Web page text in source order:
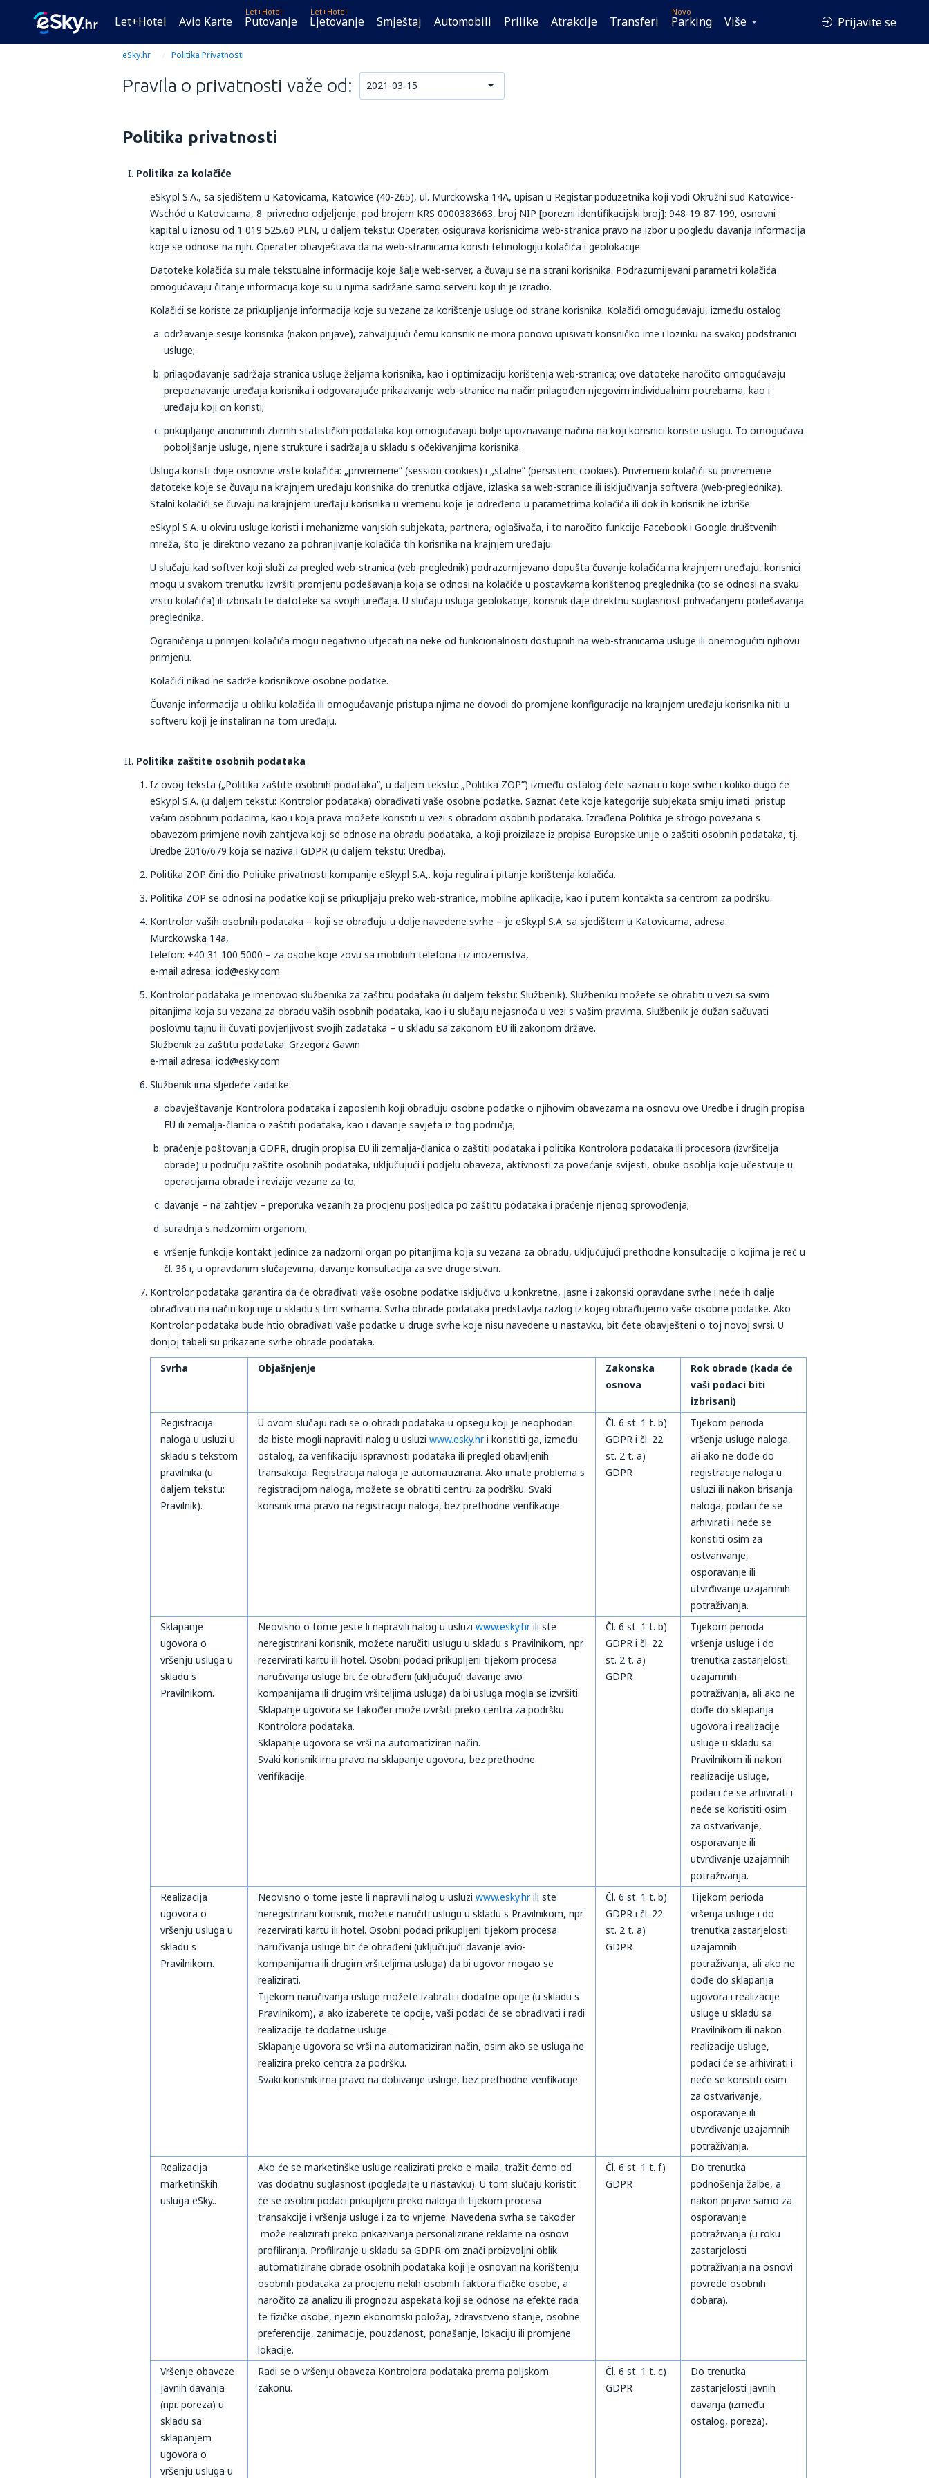
Let+Hotel Avio Karte
Let+Hotel
Putovanje
Let+Hotel
Ljetovanje Smještaj Automobili Prilike Atrakcije Transferi
Novo
Parking Više Prijavite se
eSky.hr Politika Privatnosti
Pravila o privatnosti važe od: 2021-03-15
Politika privatnosti
Politika za kolačiće​
eSky.pl S.A., sa sjedištem u Katovicama, Katowice (40-265), ul. Murckowska 14A, upisan u Registar poduzetnika koji vodi Okružni sud Katowice-
Wschód u Katovicama, 8. privredno odjeljenje, pod brojem KRS 0000383663, broj NIP [porezni identifikacijski broj]: 948-19-87-199, osnovni
kapital u iznosu od 1 019 525.60 PLN, u daljem tekstu: Operater, osigurava korisnicima web-stranica pravo na izbor u pogledu davanja informacija
koje se odnose na njih. Operater obavještava da na web-stranicama koristi tehnologiju kolačića i geolokacije.
Datoteke kolačića su male tekstualne informacije koje šalje web-server, a čuvaju se na strani korisnika. Podrazumijevani parametri kolačića
omogućavaju čitanje informacija koje su u njima sadržane samo serveru koji ih je izradio.
Kolačići se koriste za prikupljanje informacija koje su vezane za korištenje usluge od strane korisnika. Kolačići omogućavaju, između ostalog:​
održavanje sesije korisnika (nakon prijave), zahvaljujući čemu korisnik ne mora ponovo upisivati korisničko ime i lozinku na svakoj podstranici
usluge;
prilagođavanje sadržaja stranica usluge željama korisnika, kao i optimizaciju korištenja web-stranica; ove datoteke naročito omogućavaju
prepoznavanje uređaja korisnika i odgovarajuće prikazivanje web-stranice na način prilagođen njegovim individualnim potrebama, kao i
uređaju koji on koristi;
prikupljanje anonimnih zbirnih statističkih podataka koji omogućavaju bolje upoznavanje načina na koji korisnici koriste uslugu. To omogućava
poboljšanje usluge, njene strukture i sadržaja u skladu s očekivanjima korisnika.
Usluga koristi dvije osnovne vrste kolačića: „privremene” (session cookies) i „stalne” (persistent cookies). Privremeni kolačići su privremene
datoteke koje se čuvaju na krajnjem uređaju korisnika do trenutka odjave, izlaska sa web-stranice ili isključivanja softvera (web-preglednika).
Stalni kolačići se čuvaju na krajnjem uređaju korisnika u vremenu koje je određeno u parametrima kolačića ili dok ih korisnik ne izbriše.
eSky.pl S.A. u okviru usluge koristi i mehanizme vanjskih subjekata, partnera, oglašivača, i to naročito funkcije Facebook i Google društvenih
mreža, što je direktno vezano za pohranjivanje kolačića tih korisnika na krajnjem uređaju.
U slučaju kad softver koji služi za pregled web-stranica (veb-preglednik) podrazumijevano dopušta čuvanje kolačića na krajnjem uređaju, korisnici
mogu u svakom trenutku izvršiti promjenu podešavanja koja se odnosi na kolačiće u postavkama korištenog preglednika (to se odnosi na svaku
vrstu kolačića) ili izbrisati te datoteke sa svojih uređaja. U slučaju usluga geolokacije, korisnik daje direktnu suglasnost prihvaćanjem podešavanja
preglednika.
Ograničenja u primjeni kolačića mogu negativno utjecati na neke od funkcionalnosti dostupnih na web-stranicama usluge ili onemogućiti njihovu
primjenu.
Kolačići nikad ne sadrže korisnikove osobne podatke.
Čuvanje informacija u obliku kolačića ili omogućavanje pristupa njima ne dovodi do promjene konfiguracije na krajnjem uređaju korisnika niti u
softveru koji je instaliran na tom uređaju.
Politika zaštite osobnih podataka​
Iz ovog teksta („Politika zaštite osobnih podataka”, u daljem tekstu: „Politika ZOP”) između ostalog ćete saznati u koje svrhe i koliko dugo će
eSky.pl S.A. (u daljem tekstu: Kontrolor podataka) obrađivati vaše osobne podatke. Saznat ćete koje kategorije subjekata smiju imati pristup
vašim osobnim podacima, kao i koja prava možete koristiti u vezi s obradom osobnih podataka. Izrađena Politika je strogo povezana s
obavezom primjene novih zahtjeva koji se odnose na obradu podataka, a koji proizilaze iz propisa Europske unije o zaštiti osobnih podataka, tj.
Uredbe 2016/679 koja se naziva i GDPR (u daljem tekstu: Uredba).
Politika ZOP čini dio Politike privatnosti kompanije eSky.pl S.A,. koja regulira i pitanje korištenja kolačića.
Politika ZOP se odnosi na podatke koji se prikupljaju preko web-stranice, mobilne aplikacije, kao i putem kontakta sa centrom za podršku.
Kontrolor vaših osobnih podataka – koji se obrađuju u dolje navedene svrhe – je eSky.pl S.A. sa sjedištem u Katovicama, adresa:
Murckowska 14a,
telefon: +40 31 100 5000 – za osobe koje zovu sa mobilnih telefona i iz inozemstva,
e-mail adresa: iod@esky.com
Kontrolor podataka je imenovao službenika za zaštitu podataka (u daljem tekstu: Službenik). Službeniku možete se obratiti u vezi sa svim
pitanjima koja su vezana za obradu vaših osobnih podataka, kao i u slučaju nejasnoća u vezi s vašim pravima. Službenik je dužan sačuvati
poslovnu tajnu ili čuvati povjerljivost svojih zadataka – u skladu sa zakonom EU ili zakonom države​.
Službenik za zaštitu podataka: Grzegorz Gawin
e-mail adresa: iod@esky.com
Službenik ima sljedeće zadatke:
obavještavanje Kontrolora podataka i zaposlenih koji obrađuju osobne podatke o njihovim obavezama na osnovu ove Uredbe i drugih propisa
EU ili zemalja-članica o zaštiti podataka, kao i davanje savjeta iz tog područja;
praćenje poštovanja GDPR, drugih propisa EU ili zemalja-članica o zaštiti podataka i politika Kontrolora podataka ili procesora (izvršitelja
obrade) u području zaštite osobnih podataka, uključujući i podjelu obaveza, aktivnosti za povećanje svijesti, obuke osoblja koje učestvuje u
operacijama obrade i revizije vezane za to;
davanje – na zahtjev – preporuka vezanih za procjenu posljedica po zaštitu podataka i praćenje njenog sprovođenja;
suradnja s nadzornim organom;
vršenje funkcije kontakt jedinice za nadzorni organ po pitanjima koja su vezana za obradu, uključujući prethodne konsultacije o kojima je reč u
čl. 36 i, u opravdanim slučajevima, davanje konsultacija za sve druge stvari.
Kontrolor podataka garantira da će obrađivati vaše osobne podatke isključivo u konkretne, jasne i zakonski opravdane svrhe i neće ih dalje
obrađivati na način koji nije u skladu s tim svrhama. Svrha obrade podataka predstavlja razlog iz kojeg obrađujemo vaše osobne podatke. Ako
Kontrolor podataka bude htio obrađivati vaše podatke u druge svrhe koje nisu navedene u nastavku, bit ćete obavješteni o toj novoj svrsi. U
donjoj tabeli su prikazane svrhe obrade podataka.
Svrha
Objašnjenje
Zakonska
osnova
Rok obrade (kada će
vaši podaci biti
izbrisani)
Registracija
naloga u usluzi u
skladu s tekstom
pravilnika (u
daljem tekstu:
Pravilnik).
U ovom slučaju radi se o obradi podataka u opsegu koji je neophodan
da biste mogli napraviti nalog u usluzi www.esky.hri koristiti ga, između
ostalog, za verifikaciju ispravnosti podataka ili pregled obavljenih
transakcija. Registracija naloga je automatizirana. Ako imate problema s
registracijom naloga, možete se obratiti centru za podršku. Svaki
korisnik ima pravo na registraciju naloga, bez prethodne verifikacije.
Čl. 6 st. 1 t. b)
GDPR i čl. 22
st. 2 t. a)
GDPR
Tijekom perioda
vršenja usluge naloga,
ali ako ne dođe do
registracije naloga u
usluzi ili nakon brisanja
naloga, podaci će se
arhivirati i neće se
koristiti osim za
ostvarivanje,
osporavanje ili
utvrđivanje uzajamnih
potraživanja.
Sklapanje
ugovora o
vršenju usluga u
skladu s
Pravilnikom.
Neovisno o tome jeste li napravili nalog u usluzi www.esky.hrili ste
neregistrirani korisnik, možete naručiti uslugu u skladu s Pravilnikom, npr.
rezervirati kartu ili hotel. Osobni podaci prikupljeni tijekom procesa
naručivanja usluge bit će obrađeni (uključujući davanje avio-
kompanijama ili drugim vršiteljima usluga) da bi usluga mogla se izvršiti.
Sklapanje ugovora se također može izvršiti preko centra za podršku
Kontrolora podataka.
Sklapanje ugovora se vrši na automatiziran način.
Svaki korisnik ima pravo na sklapanje ugovora, bez prethodne
verifikacije.
Čl. 6 st. 1 t. b)
GDPR i čl. 22
st. 2 t. a)
GDPR
Tijekom perioda
vršenja usluge i do
trenutka zastarjelosti
uzajamnih
potraživanja, ali ako ne
dođe do sklapanja
ugovora i realizacije
usluge u skladu sa
Pravilnikom ili nakon
realizacije usluge,
podaci će se arhivirati i
neće se koristiti osim
za ostvarivanje,
osporavanje ili
utvrđivanje uzajamnih
potraživanja.
Realizacija
ugovora o
vršenju usluga u
skladu s
Pravilnikom.
Neovisno o tome jeste li napravili nalog u usluzi www.esky.hrili ste
neregistrirani korisnik, možete naručiti uslugu u skladu s Pravilnikom, npr.
rezervirati kartu ili hotel. Osobni podaci prikupljeni tijekom procesa
naručivanja usluge bit će obrađeni (uključujući davanje avio-
kompanijama ili drugim vršiteljima usluga) da bi ugovor mogao se
realizirati.
Tijekom naručivanja usluge možete izabrati i dodatne opcije (u skladu s
Pravilnikom), a ako izaberete te opcije, vaši podaci će se obrađivati i radi
realizacije te dodatne usluge.
Sklapanje ugovora se vrši na automatiziran način, osim ako se usluga ne
realizira preko centra za podršku.
Svaki korisnik ima pravo na dobivanje usluge, bez prethodne verifikacije.
Čl. 6 st. 1 t. b)
GDPR i čl. 22
st. 2 t. a)
GDPR
Tijekom perioda
vršenja usluge i do
trenutka zastarjelosti
uzajamnih
potraživanja, ali ako ne
dođe do sklapanja
ugovora i realizacije
usluge u skladu sa
Pravilnikom ili nakon
realizacije usluge,
podaci će se arhivirati i
neće se koristiti osim
za ostvarivanje,
osporavanje ili
utvrđivanje uzajamnih
potraživanja.
Realizacija
marketinških
usluga eSky..
Ako će se marketinške usluge realizirati preko e-maila, tražit ćemo od
vas dodatnu suglasnost (pogledajte u nastavku). U tom slučaju koristit
će se osobni podaci prikupljeni preko naloga ili tijekom procesa
transakcije i vršenja usluge i za to vrijeme. Navedena svrha se također
može realizirati preko prikazivanja personalizirane reklame na osnovi
profiliranja. Profiliranje u skladu sa GDPR-om znači proizvoljni oblik
automatizirane obrade osobnih podataka koji je osnovan na korištenju
osobnih podataka za procjenu nekih osobnih faktora fizičke osobe, a
naročito za analizu ili prognozu aspekata koji se odnose na efekte rada
te fizičke osobe, njezin ekonomski položaj, zdravstveno stanje, osobne
preferencije, zanimacije, pouzdanost, ponašanje, lokaciju ili promjene
lokacije.
Čl. 6 st. 1 t. f)
GDPR
Do trenutka
podnošenja žalbe, a
nakon prijave samo za
osporavanje
potraživanja (u roku
zastarjelosti
potraživanja na osnovi
povrede osobnih
dobara).
Vršenje obaveze
javnih davanja
(npr. poreza) u
skladu sa
sklapanjem
ugovora o
vršenju usluga u
Radi se o vršenju obaveza Kontrolora podataka prema poljskom
zakonu.
Čl. 6 st. 1 t. c)
GDPR
Do trenutka
zastarjelosti javnih
davanja (između
ostalog, poreza).